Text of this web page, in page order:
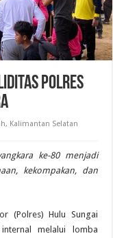
Polres
, Kalimantan Selatan
ke-80 menjadi
kekompakan, dan
(Polres) Hulu Sungai
melalui lomba